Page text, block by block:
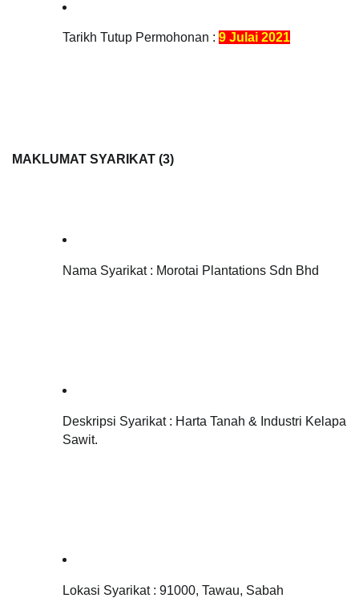
Tarikh Tutup Permohonan : 9 Julai 2021
MAKLUMAT SYARIKAT (3)
Nama Syarikat : Morotai Plantations Sdn Bhd
Deskripsi Syarikat : Harta Tanah & Industri Kelapa
Sawit.
Lokasi Syarikat : 91000, Tawau, Sabah